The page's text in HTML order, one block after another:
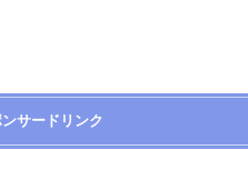
サードリンク